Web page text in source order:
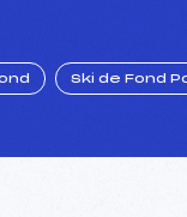
Ski de Fond